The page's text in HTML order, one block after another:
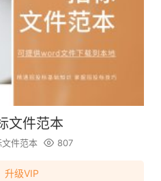
文件范本
文件范本 807
升级VIP